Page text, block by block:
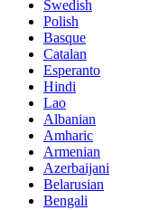
Swedish
Polish
Basque
Catalan
Esperanto
Hindi
Lao
Albanian
Amharic
Armenian
Azerbaijani
Belarusian
Bengali